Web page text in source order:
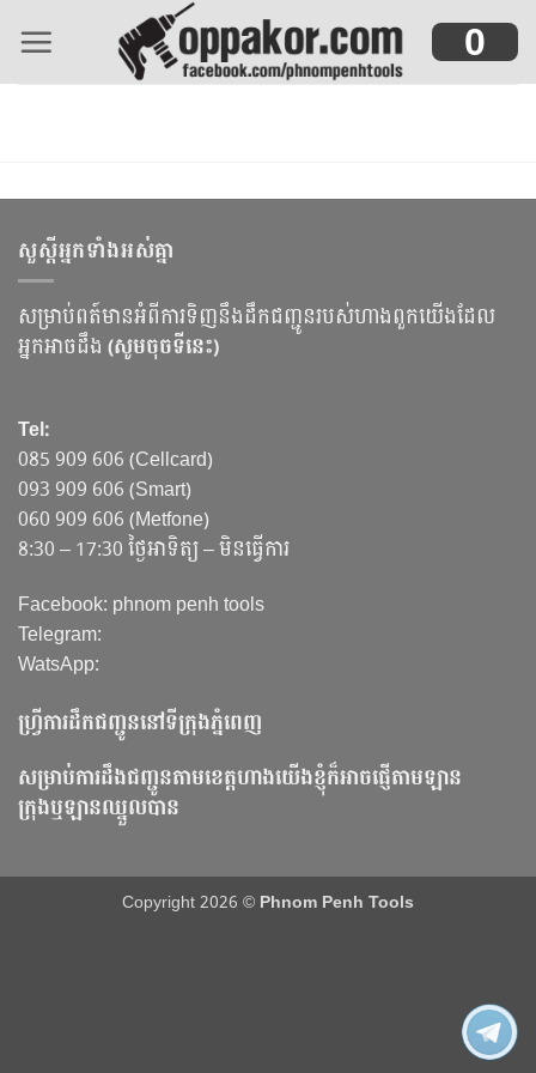
0
សួស្ដីអ្នកទាំងអស់គ្នា
សម្រាប់ពត៍មានអំពីការទិញនឹងដឹកជញ្ជូនរបស់ហាងពួកយើងដែល
អ្នកអាចដឹង (សូមចុចទីនេះ)
Tel:
085 909 606 (Cellcard)
093 909 606 (Smart)
060 909 606 (Metfone)
8:30 – 17:30 ថ្ងៃអាទិត្យ – មិនធ្វើការ
Facebook: phnom penh tools
Telegram:
WatsApp:
ហ្វ្រីការដឹកជញ្ជូននៅទីក្រុងភ្នំពេញ
សម្រាប់ការដឹងជញ្ជូនតាមខេត្តហាងយើងខ្ញុំក៏អាចផ្ញើតាមឡាន
ក្រុងឬឡានឈ្នួលបាន
Copyright 2026 ©Phnom Penh Tools